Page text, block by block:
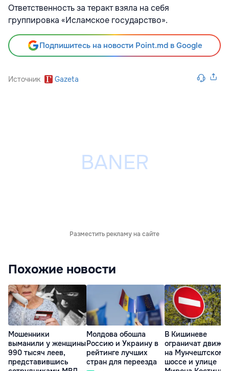
Ответственность за теракт взяла на себя
группировка «Исламское государство».
Подпишитесь на новости Point.md в Google
Источник Gazeta
Разместить рекламу на сайте
Похожие новости
Мошенники
выманили у женщины
990 тысяч леев,
представившись
Молдова обошла
Россию и Украину в
рейтинге лучших
стран для переезда
В Кишиневе
ограничат
на Мунчештском
шоссе и улице